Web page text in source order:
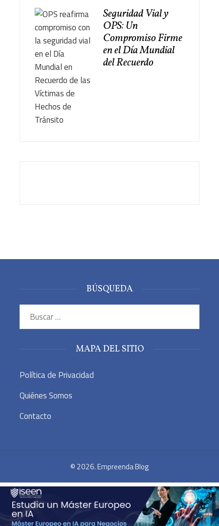
Seguridad Vial y
OPS: Un
Compromiso Firme
en el Día Mundial
del Recuerdo
BÚSQUEDA
MAPA DEL SITIO
Política de Privacidad
Quiénes Somos
Contacto
© 2026. Empreenda Blog